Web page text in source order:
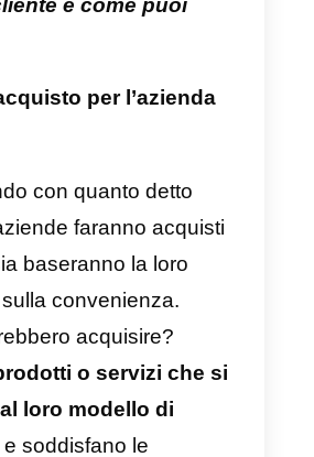
o guidati dalle
una comunicazione
e obiettiva.
di acquistodi
cliente è
complesso.
infatti attraverso la
delle esigenze,
integrazioni, fattori di